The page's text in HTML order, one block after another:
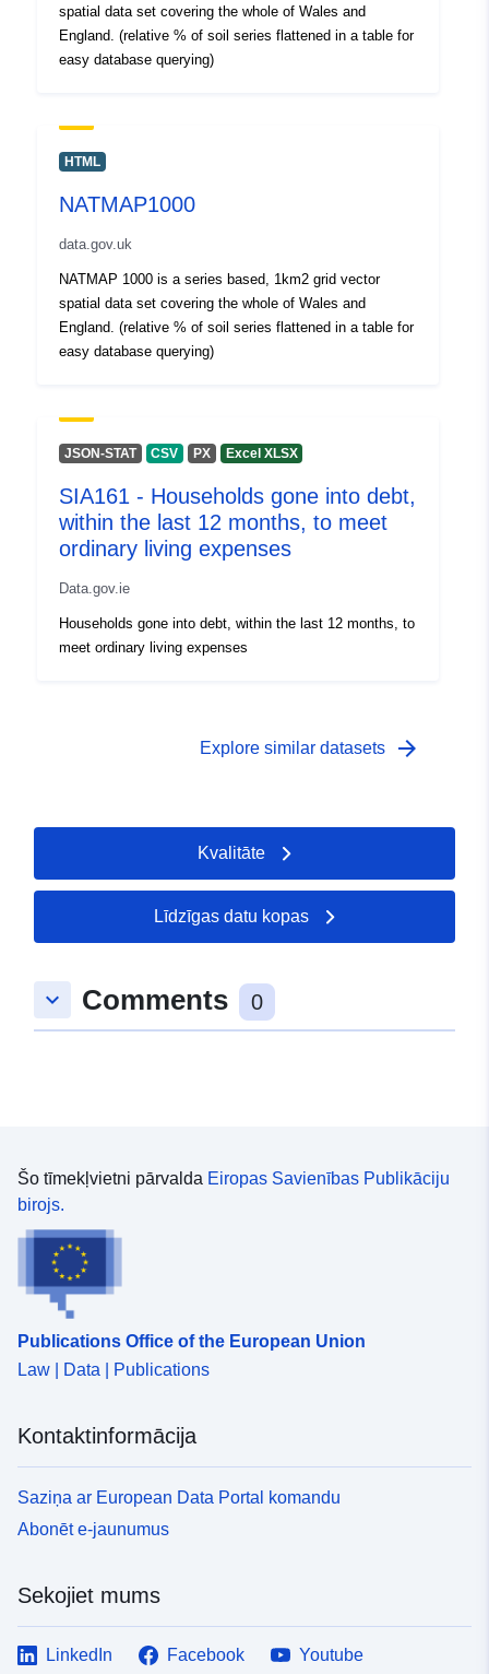
Jaunākā informācija par
atrašanās vieta:
Identifikatori: Q11732#ID
uriRef:
http://data.europa.eu/88u/dataset/
Periods:
01 January 2003
- 31 December 2003
spatial data set covering the whole of Wales and
England. (relative % of soil series flattened in a table for
easy database querying)
HTML
NATMAP1000
data.gov.uk
NATMAP 1000 is a series based, 1km2 grid vector
spatial data set covering the whole of Wales and
England. (relative % of soil series flattened in a table for
easy database querying)
JSON-STAT CSV PX Excel XLSX
SIA161 - Households gone into debt,
within the last 12 months, to meet
ordinary living expenses
Data.gov.ie
Households gone into debt, within the last 12 months, to
meet ordinary living expenses
Explore similar datasets arrow_forward
Kvalitāte
Līdzīgas datu kopas
keyboard_arrow_down Comments 0
Šo tīmekļvietni pārvalda Eiropas Savienības Publikāciju
birojs.
Publications Office of the European Union
Law | Data | Publications
Kontaktinformācija
Saziņa ar European Data Portal komandu
Abonēt e-jaunumus
Sekojiet mums
LinkedIn Facebook
Youtube